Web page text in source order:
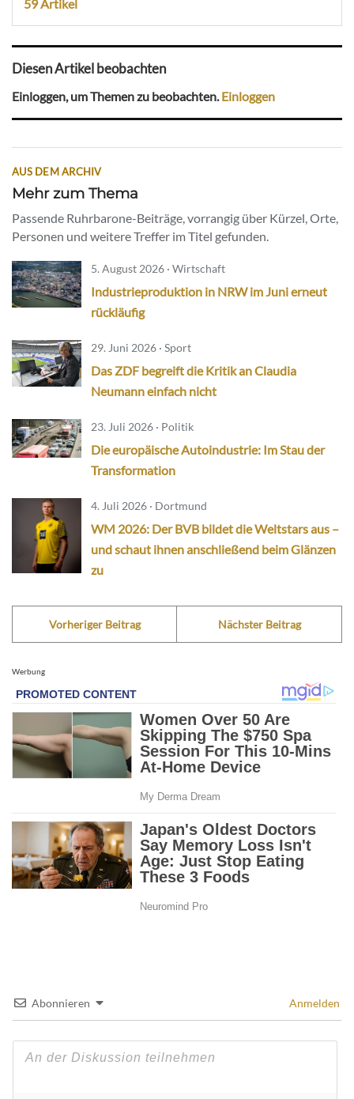
59 Artikel
Diesen Artikel beobachten
Einloggen, um Themen zu beobachten.Einloggen
AUS DEM ARCHIV
Mehr zum Thema
Passende Ruhrbarone-Beiträge, vorrangig über Kürzel, Orte,
Personen und weitere Treffer im Titel gefunden.
5. August 2026 · Wirtschaft
Industrieproduktion in NRW im Juni erneut
rückläufig
29. Juni 2026 · Sport
Das ZDF begreift die Kritik an Claudia
Neumann einfach nicht
23. Juli 2026 · Politik
Die europäische Autoindustrie: Im Stau der
Transformation
4. Juli 2026 · Dortmund
WM 2026: Der BVB bildet die Weltstars aus –
und schaut ihnen anschließend beim Glänzen
zu
Vorheriger Beitrag Nächster Beitrag
Werbung
Abonnieren Anmelden